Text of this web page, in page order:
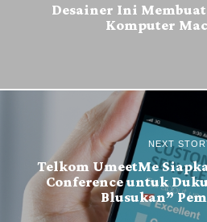
Desainer Ini
Komputer
NEXT
Telkom UmeetMe
Conference untuk
Blusukan”